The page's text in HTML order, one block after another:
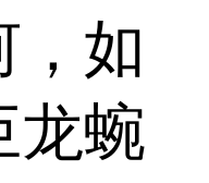
，如
龙蜿